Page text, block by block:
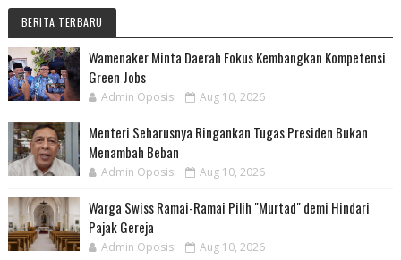
BERITA TERBARU
Wamenaker Minta Daerah Fokus Kembangkan Kompetensi
Green Jobs
Admin Oposisi Aug 10, 2026
Menteri Seharusnya Ringankan Tugas Presiden Bukan
Menambah Beban
Admin Oposisi Aug 10, 2026
Warga Swiss Ramai-Ramai Pilih "Murtad" demi Hindari
Pajak Gereja
Admin Oposisi Aug 10, 2026